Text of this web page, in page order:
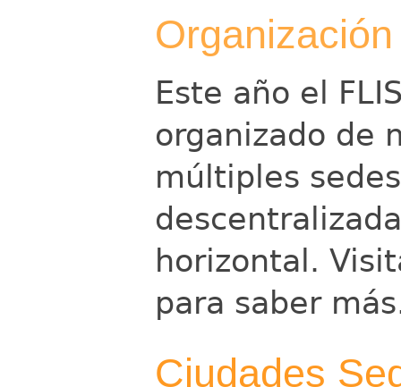
Organización
Este año el
organizado de
múltiples
horizontal.
para saber
Ciudades